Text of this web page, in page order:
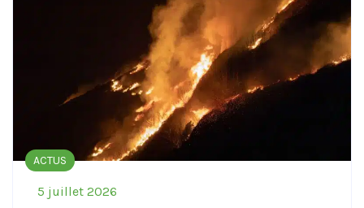
ACTUS
5 juillet 2026